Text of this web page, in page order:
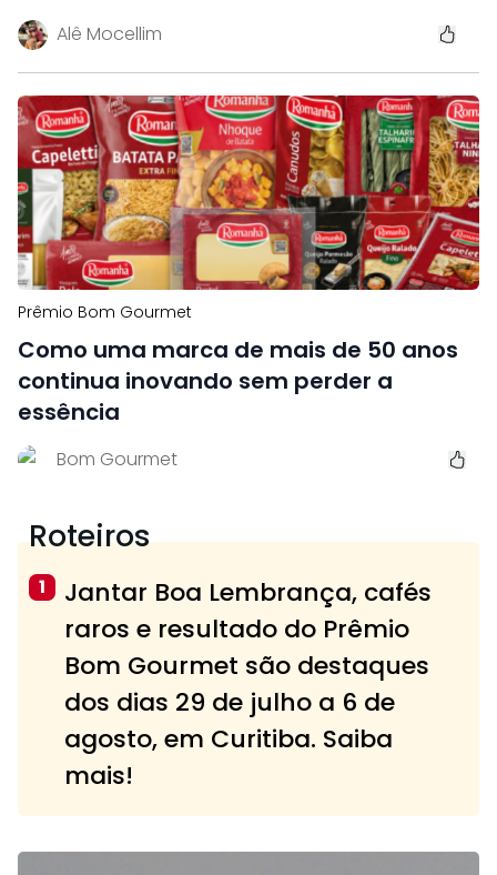
Alê Mocellim
Prêmio Bom Gourmet
Como uma marca de mais de 50 anos
continua inovando sem perder a
essência
Bom Gourmet
Roteiros
1
Jantar Boa Lembrança, cafés
raros e resultado do Prêmio
Bom Gourmet são destaques
dos dias 29 de julho a 6 de
agosto, em Curitiba. Saiba
mais!